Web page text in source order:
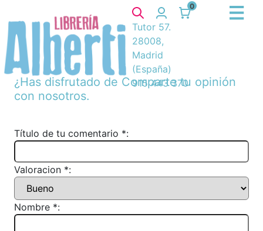
0
Tutor 57.
28008,
Madrid
(España)
915 443 370
¿Has disfrutado de Comparte tu opinión
con nosotros.
Título de tu comentario *:
Valoracion *:
Nombre *: